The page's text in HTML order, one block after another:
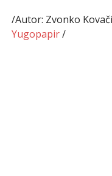
/Autor: Zvonko
Yugopapir/